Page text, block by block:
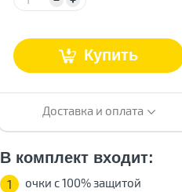
Купить
Доставка и оплата
В комплект входит:
1 очки с 100% защитой